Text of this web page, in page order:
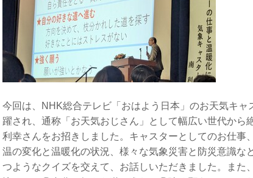
今回は、NHK総合テレビ「おはよう日本」のお天気キ
躍され、通称「お天気おじさん」として幅広い世代から
利幸さんをお招きしました。キャスターとしてのお仕事
温の変化と温暖化の状況、様々な気象災害と防災意識な
つようなクイズを交えて、お話しいただきました。ま